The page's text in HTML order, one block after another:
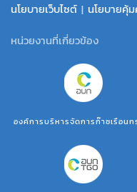
นโยบายเว็บไซต์ | นโยบายคุ้
หน่วยงานที่เกี่ยวข้อง
องค์การบริหารจัดการก๊าซเรือนก